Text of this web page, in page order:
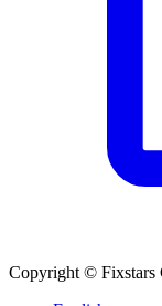
Copyright © Fixstars